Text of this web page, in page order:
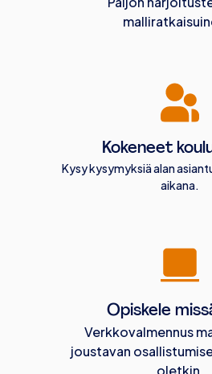
Kokeneet
Kysy kysymyksiä alan
aikana.
Opiskele
Verkkovalmennus
joustavan
oletkin.